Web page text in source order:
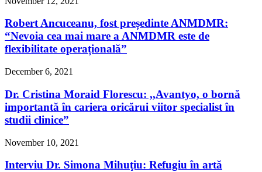
Robert Ancuceanu, fost președinte ANMDMR:
“Nevoia cea mai mare a ANMDMR este de
flexibilitate operațională”
December 6, 2021
Dr. Cristina Moraid Florescu: ,,Avantyo, o bornă
importantă în cariera oricărui viitor specialist în
studii clinice”
November 10, 2021
Interviu Dr. Simona Mihuţiu: Refugiu în artă